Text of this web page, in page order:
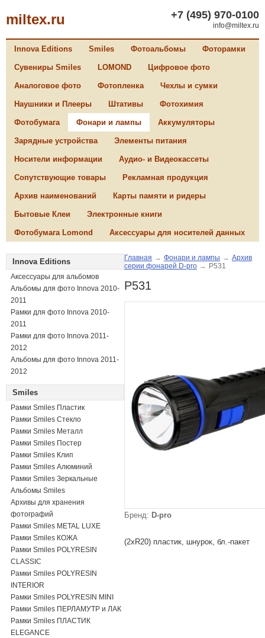
miltex.ru +7 (495) 970-0100
info@miltex.ru
Innova Editions Smiles Фотоальбомы Фоторамки
Сувениры Smiles LOMOND Цифровое фото
Аналоговое фото Фотопленка Чехлы и сумки
Наушники и Плееры Штативы Фотохимия
Фотобумага Фонари и лампы Аккумуляторы
Зарядные устройства Элементы питания
Носители информации Аудио- и Видеокассеты
Сопутствующие товары Рекламная продукция
Архив наименований Карты памяти и ридеры
Бытовые Клеи Электронные книги
Фотобумага Lomond Аксессуары для носителей данных
Innova Editions
Аксессуары для альбомов
Альбомы для фото Innova 2010-
2011
Рамки для фото Innova 2010-
2011
Рамки для фото Innova 2011-
2012
Альбомы для фото Innova 2011-
2012
Smiles
Рамки Smiles Пластик
Рамки Smiles Стекло
Рамки Smiles Металл
Рамки Smiles Постер
Рамки Smiles Клип
Рамки Smiles Алюминий
Рамки Smiles Зеркальные
Альбомы Smiles
Архивы для хранения
фотографий
Рамки Smiles METAL LUXE
Рамки Smiles КОЖА
Рамки Smiles POLYRESIN
CLASSIC
Рамки Smiles POLYRESIN
INTERIOR
Рамки Smiles POLYRESIN MINI
Рамки Smiles ПЕРЛАМУТР и ЛАК
Рамки Smiles ПЛАСТИК
ELEGANCE
Главная → Фонари и лампы → Архив
серии фонарей D-pro → P531
P531
Бренд: D-pro
(2xR20) пластик, шнурок, бл.-пакет